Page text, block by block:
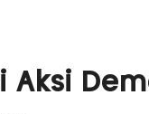
Aksi